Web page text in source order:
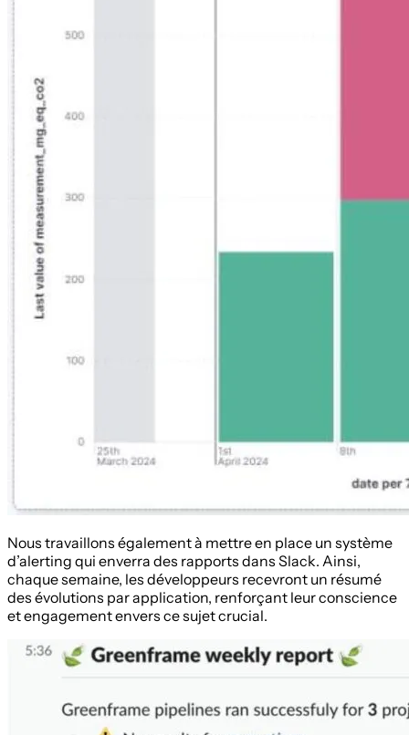
Nous travaillons également à mettre en place un système
d’alerting qui enverra des rapports dans Slack. Ainsi,
chaque semaine, les développeurs recevront un résumé
des évolutions par application, renforçant leur conscience
et engagement envers ce sujet crucial.